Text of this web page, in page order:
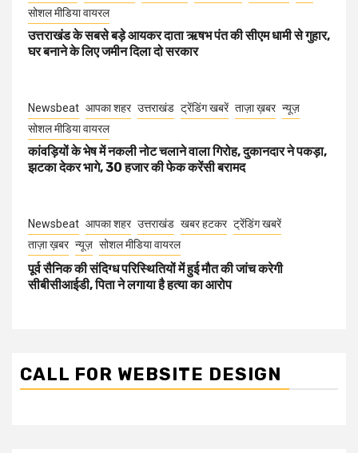
सोशल मीडिया वायरल
उत्तराखंड के सबसे बड़े आयकर दाता ऋषभ पंत की सीएम धामी से गुहार,
घर बनाने के लिए जमीन दिला दो सरकार
Newsbeat आपका शहर उत्तराखंड ट्रेंडिंग खबरें ताज़ा ख़बर न्यूज़
सोशल मीडिया वायरल
कांवड़ियों के भेष में नकली नोट चलाने वाला गिरोह, दुकानदार ने पकड़ा,
झटका देकर भागे, 30 हजार की फेक करेंसी बरामद
Newsbeat आपका शहर उत्तराखंड खबर हटकर ट्रेंडिंग खबरें
ताज़ा ख़बर न्यूज़ सोशल मीडिया वायरल
पूर्व सैनिक की संदिग्ध परिस्थितियों में हुई मौत की जांच करेगी
सीबीसीआईडी, पिता ने लगाया है हत्या का आरोप
CALL FOR WEBSITE DESIGN